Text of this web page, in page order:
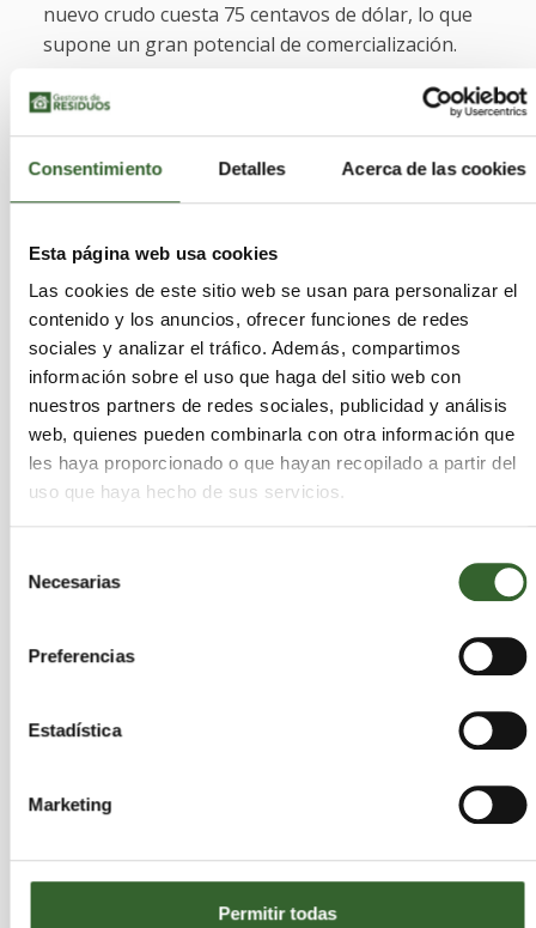
Consentimiento Detalles Acerca de las cookies
Esta página web usa cookies
Las cookies de este sitio web se usan para personalizar el
contenido y los anuncios, ofrecer funciones de redes
sociales y analizar el tráfico. Además, compartimos
información sobre el uso que haga del sitio web con
nuestros partners de redes sociales, publicidad y análisis
web, quienes pueden combinarla con otra información que
les haya proporcionado o que hayan recopilado a partir del
uso que haya hecho de sus servicios.
Necesarias
Preferencias
Estadística
Marketing
Permitir todas
nuevo crudo cuesta 75 centavos de dólar, lo que
supone un gran potencial de comercialización.
Cynar acaba de firmar un acuerdo para construir
10 plantas de diesel de plástico en el Reino Unido,
y espera abrir otras en Canadá y los Estados
convierte los residuos plásticos mixtos traídos de
los proveedores locales en petróleo crudo que
vende a una refinería con sede en Seattle. Desde
la compañía manifiestan que se han provisto "21
camiones cargados de combustible derivado
totalmente de plástico para basura, esto es,
más de 645.000 litros".
ViaRevertia